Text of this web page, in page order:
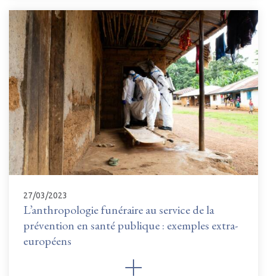
27/03/2023
L’anthropologie funéraire au service de la
prévention en santé publique : exemples extra-
européens